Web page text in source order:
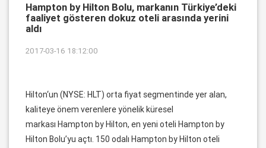
Hampton by Hilton Bolu, markanın Türkiye’deki
faaliyet gösteren dokuz oteli arasında yerini
aldı
2017-03-16 18:12:00
Hilton‘un (NYSE: HLT) orta fiyat segmentinde yer alan,
kaliteye önem verenlere yönelik küresel
markası Hampton by Hilton, en yeni oteli Hampton by
Hilton Bolu’yu açtı. 150 odalı Hampton by Hilton oteli